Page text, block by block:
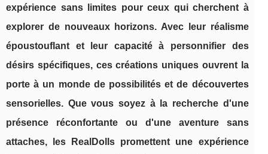
expérience sans limites pour ceux qui cherchent à
explorer de nouveaux horizons. Avec leur réalisme
époustouflant et leur capacité à personnifier des
désirs spécifiques, ces créations uniques ouvrent la
porte à un monde de possibilités et de découvertes
sensorielles. Que vous soyez à la recherche d'une
présence réconfortante ou d'une aventure sans
attaches, les RealDolls promettent une expérience